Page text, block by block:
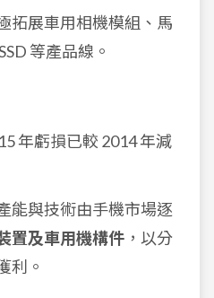
拓展車用相機模組、馬
等產品線。
年虧損已較 2014 年減
能與技術由手機市場逐
置及車用機構件 ，以分
利。